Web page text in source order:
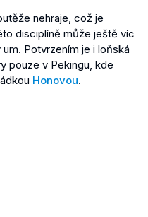
nehraje, což je
disciplíně může ještě víc
Potvrzením je i loňská
pouze v Pekingu, kde
Honovou.